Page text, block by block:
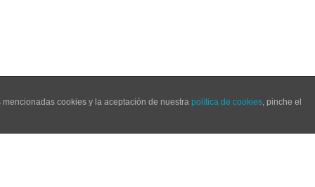
cookies y la aceptación de nuestra política de cookies, pinche el